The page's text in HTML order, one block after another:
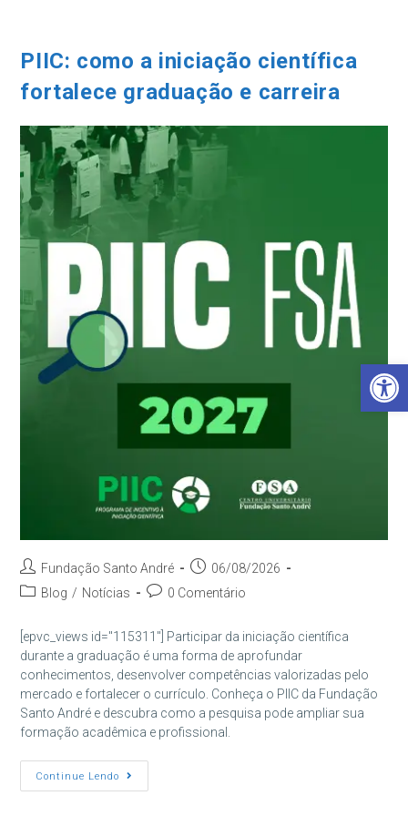
Barra de Ferramentas Aberta
conteúdo
PIIC: como a iniciação científica
fortalece graduação e carreira
Autor
do
Fundação Santo André
Post
publicado:
06/08/2026
Categoria
post:
Blog / Notícias
Comentários
post:
0 Comentário
[epvc_views id="115311"] Participar da iniciação científica
durante a graduação é uma forma de aprofundar
conhecimentos, desenvolver competências valorizadas pelo
mercado e fortalecer o currículo. Conheça o PIIC da Fundação
Santo André e descubra como a pesquisa pode ampliar sua
formação acadêmica e profissional.
Continue Lendo
PIIC:
Como